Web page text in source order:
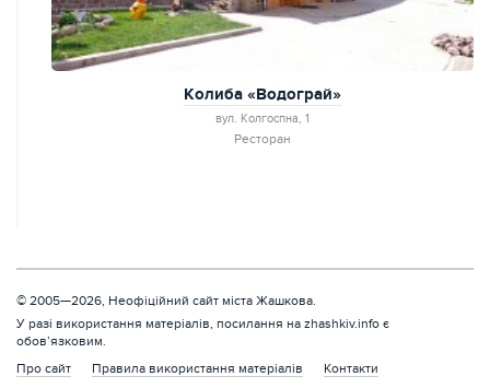
Колиба «Водограй»
вул. Колгоспна, 1
Ресторан
© 2005—2026, Неофіційний сайт міста Жашкова.
У разі використання матеріалів, посилання на zhashkiv.info є
обов’язковим.
Про сайт
Правила використання матеріалів Контакти